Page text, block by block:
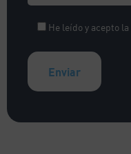
He leído y acepto la
l